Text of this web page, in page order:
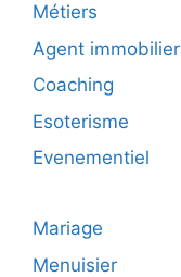
Métiers
Agent immobilier
Coaching
Esoterisme
Evenementiel
Mariage
Menuisier